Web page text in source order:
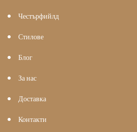
Честърфийлд
Стилове
Блог
За нас
Доставка
Контакти